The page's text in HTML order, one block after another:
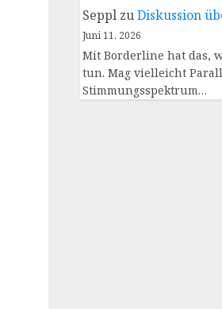
SepplzuDiskussion
Juni 11, 2026
Mit Borderline hat das,
tun. Mag vielleicht
Stimmungsspektrum…